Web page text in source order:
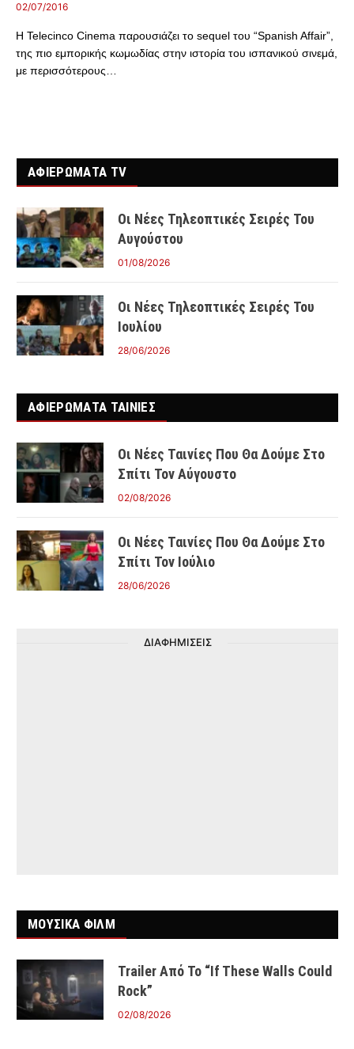
02/07/2016
H Telecinco Cinema παρουσιάζει το sequel του “Spanish Affair”,
της πιο εμπορικής κωμωδίας στην ιστορία του ισπανικού σινεμά,
με περισσότερους…
ΑΦΙΕΡΩΜΑΤΑ TV
Οι Νέες Τηλεοπτικές Σειρές Του
Αυγούστου
01/08/2026
Οι Νέες Τηλεοπτικές Σειρές Του
Ιουλίου
28/06/2026
ΑΦΙΕΡΩΜΑΤΑ ΤΑΙΝΊΕΣ
Οι Νέες Ταινίες Που Θα Δούμε Στο
Σπίτι Τον Αύγουστο
02/08/2026
Οι Νέες Ταινίες Που Θα Δούμε Στο
Σπίτι Τον Ιούλιο
28/06/2026
ΔΙΑΦΗΜΙΣΕΙΣ
ΜΟΥΣΙΚΑ ΦΙΛΜ
Trailer Από Το “If These Walls Could
Rock”
02/08/2026